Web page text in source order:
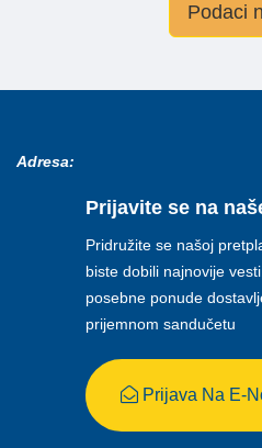
Podaci
Adresa:
Prijavite se na
Pridružite se našoj
biste dobili najnovije
posebne ponude
prijemnom sandučetu
Prijava Na E-